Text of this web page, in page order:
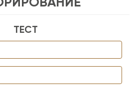
ТЕСТ